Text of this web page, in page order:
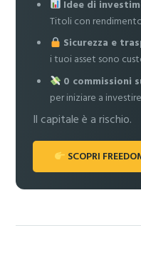
Idee di
Titoli con
Sicurezza e
i tuoi asset sono
0 commissioni
per iniziare a
Il capitale è a rischio.
SCOPRI